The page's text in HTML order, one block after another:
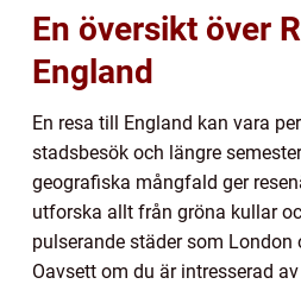
En översikt över
England
En resa till England kan vara
stadsbesök och längre
geografiska mångfald ger
utforska allt från gröna kullar
pulserande städer som London
Oavsett om du är intresserad